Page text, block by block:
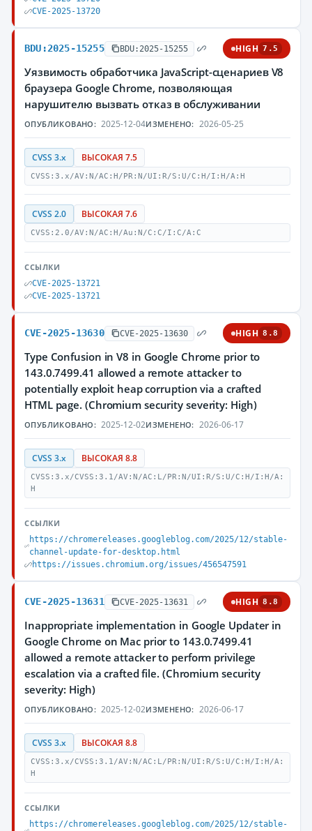
CVE-2025-13720
BDU:2025-15255 BDU:2025-15255 HIGH 7.5
Уязвимость обработчика JavaScript-сценариев V8
браузера Google Chrome, позволяющая
нарушителю вызвать отказ в обслуживании
ОПУБЛИКОВАНО: 2025-12-04ИЗМЕНЕНО: 2026-05-25
CVSS 3.x ВЫСОКАЯ 7.5
CVSS:3.x/AV:N/AC:H/PR:N/UI:R/S:U/C:H/I:H/A:H
CVSS 2.0 ВЫСОКАЯ 7.6
CVSS:2.0/AV:N/AC:H/Au:N/C:C/I:C/A:C
ССЫЛКИ
CVE-2025-13721
CVE-2025-13721
CVE-2025-13630 CVE-2025-13630 HIGH 8.8
Type Confusion in V8 in Google Chrome prior to
143.0.7499.41 allowed a remote attacker to
potentially exploit heap corruption via a crafted
HTML page. (Chromium security severity: High)
ОПУБЛИКОВАНО: 2025-12-02ИЗМЕНЕНО: 2026-06-17
CVSS 3.x ВЫСОКАЯ 8.8
CVSS:3.x/CVSS:3.1/AV:N/AC:L/PR:N/UI:R/S:U/C:H/I:H/A:
H
ССЫЛКИ
https://chromereleases.googleblog.com/2025/12/stable-
channel-update-for-desktop.html
https://issues.chromium.org/issues/456547591
CVE-2025-13631 CVE-2025-13631 HIGH 8.8
Inappropriate implementation in Google Updater in
Google Chrome on Mac prior to 143.0.7499.41
allowed a remote attacker to perform privilege
escalation via a crafted file. (Chromium security
severity: High)
ОПУБЛИКОВАНО: 2025-12-02ИЗМЕНЕНО: 2026-06-17
CVSS 3.x ВЫСОКАЯ 8.8
CVSS:3.x/CVSS:3.1/AV:N/AC:L/PR:N/UI:R/S:U/C:H/I:H/A:
H
ССЫЛКИ
https://chromereleases.googleblog.com/2025/12/stable-